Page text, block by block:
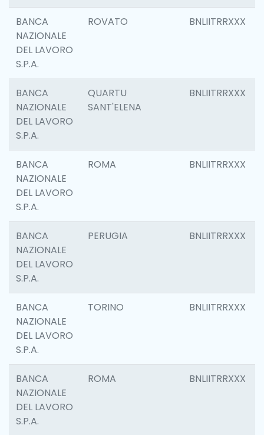
BANCA
NAZIONALE
DEL LAVORO
S.P.A.
ROVATO BNLIITRRXXX
BANCA
NAZIONALE
DEL LAVORO
S.P.A.
QUARTU
SANT'ELENA
BNLIITRRXXX
BANCA
NAZIONALE
DEL LAVORO
S.P.A.
ROMA BNLIITRRXXX
BANCA
NAZIONALE
DEL LAVORO
S.P.A.
PERUGIA BNLIITRRXXX
BANCA
NAZIONALE
DEL LAVORO
S.P.A.
TORINO BNLIITRRXXX
BANCA
NAZIONALE
DEL LAVORO
S.P.A.
ROMA BNLIITRRXXX